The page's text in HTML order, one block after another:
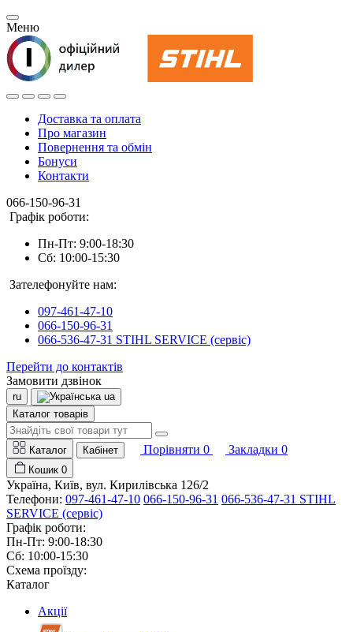
Меню
Доставка та оплата
Про магазин
Повернення та обмін
Бонуси
Контакти
066-150-96-31
Графік роботи:
Пн-Пт: 9:00-18:30
Сб: 10:00-15:30
Зателефонуйте нам:
097-461-47-10
066-150-96-31
066-536-47-31 STIHL SERVICE (сервіс)
Перейти до контактів
Замовити дзвінок
ru
ua
Каталог товарів
Каталог Кабінет Порівняти 0 Закладки 0
Кошик 0
Україна, Київ, вул. Кирилівська 126/2
Телефони: 097-461-47-10 066-150-96-31 066-536-47-31 STIHL
SERVICE (сервіс)
Графік роботи:
Пн-Пт: 9:00-18:30
Сб: 10:00-15:30
Схема проїзду:
Каталог
Акції